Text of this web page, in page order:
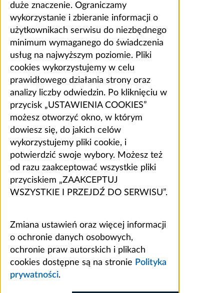
duże znaczenie. Ograniczamy
wykorzystanie i zbieranie informacji o
użytkownikach serwisu do niezbędnego
minimum wymaganego do świadczenia
usług na najwyższym poziomie. Pliki
cookies wykorzystujemy w celu
prawidłowego działania strony oraz
analizy liczby odwiedzin. Po kliknięciu w
przycisk „USTAWIENIA COOKIES”
możesz otworzyć okno, w którym
dowiesz się, do jakich celów
wykorzystujemy pliki cookie, i
potwierdzić swoje wybory. Możesz też
od razu zaakceptować wszystkie pliki
przyciskiem „ZAAKCEPTUJ
WSZYSTKIE I PRZEJDŹ DO SERWISU”.
Zmiana ustawień oraz więcej informacji
o ochronie danych osobowych,
ochronie praw autorskich i plikach
cookies dostępne są na stronie Polityka
prywatności.